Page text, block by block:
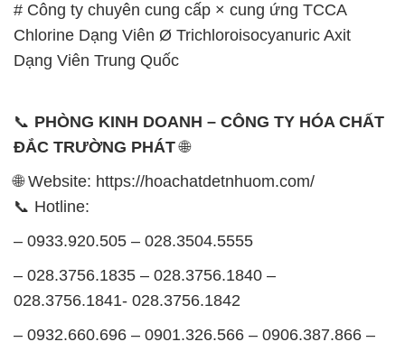
# Công ty chuyên cung cấp × cung ứng TCCA
Chlorine Dạng Viên Ø Trichloroisocyanuric Axit
Dạng Viên Trung Quốc
📞 PHÒNG KINH DOANH – CÔNG TY HÓA CHẤT
ĐẮC TRƯỜNG PHÁT🌐
🌐 Website: https://hoachatdetnhuom.com/
📞 Hotline:
– 0933.920.505 – 028.3504.5555
– 028.3756.1835 – 028.3756.1840 –
028.3756.1841- 028.3756.1842
– 0932.660.696 – 0901.326.566 – 0906.387.866 –